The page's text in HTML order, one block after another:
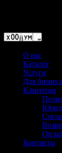
О нас
Каталог
Услуги
Для бизнеса
Клиентам
Контакты